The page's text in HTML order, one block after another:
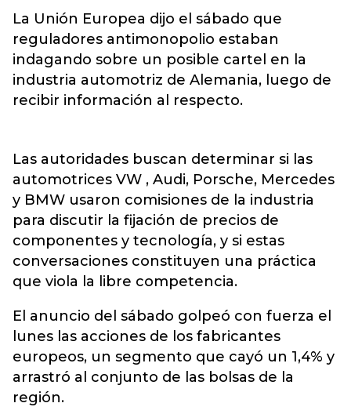
La Unión Europea dijo el sábado que
reguladores antimonopolio estaban
indagando sobre un posible cartel en la
industria automotriz de Alemania, luego de
recibir información al respecto.
Las autoridades buscan determinar si las
automotrices VW , Audi, Porsche, Mercedes
y BMW usaron comisiones de la industria
para discutir la fijación de precios de
componentes y tecnología, y si estas
conversaciones constituyen una práctica
que viola la libre competencia.
El anuncio del sábado golpeó con fuerza el
lunes las acciones de los fabricantes
europeos, un segmento que cayó un 1,4% y
arrastró al conjunto de las bolsas de la
región.